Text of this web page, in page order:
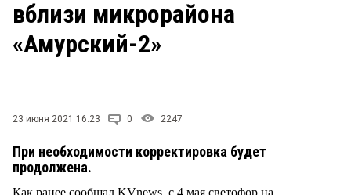
ПРОИСШЕСТВИЯ
Архив
вблизи микрорайона
«Амурский-2»
23 июня 2021 16:23 0 2247
При необходимости корректировка будет
продолжена.
Как ранее сообщал KVnews, с 4 мая светофор на